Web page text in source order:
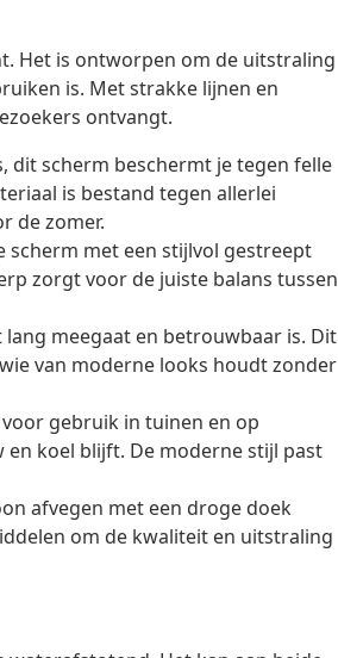
Het is ontworpen om de uitstraling
is. Met strakke lijnen en
ontvangt.
dit scherm beschermt je tegen felle
is bestand tegen allerlei
de zomer.
scherm met een stijlvol gestreept
zorgt voor de juiste balans tussen
meegaat en betrouwbaar is. Dit
van moderne looks houdt zonder
gebruik in tuinen en op
koel blijft. De moderne stijl past
afvegen met een droge doek
om de kwaliteit en uitstraling